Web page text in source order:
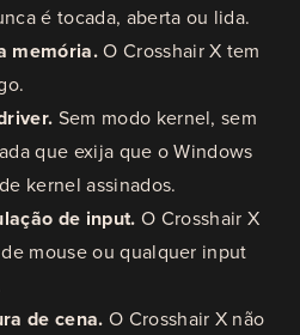
é tocada, aberta ou lida.
memória.O Crosshair X tem
Sem modo kernel, sem
que exija que o Windows
kernel assinados.
de input. O Crosshair X
mouse ou qualquer input
de cena. O Crosshair X não